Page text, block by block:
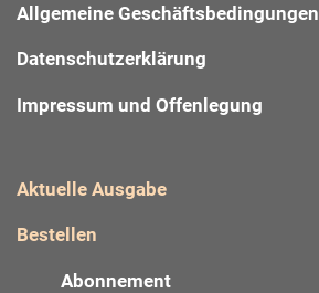
Allgemeine Geschäftsbedingungen
Datenschutzerklärung
Impressum und Offenlegung
Aktuelle Ausgabe
Bestellen
Abonnement